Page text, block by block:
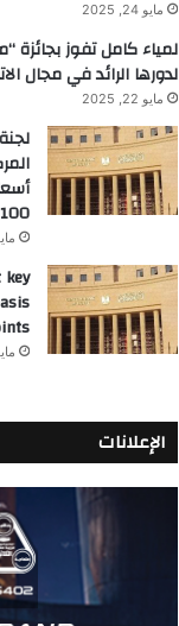
مايو 24, 2025
لمياء كامل تفوز بجائزة
لدورها الرائد في مجال
مايو 22, 2025
100 نقطة أساس
مايو 22,
مايو 22,
الإعلانات